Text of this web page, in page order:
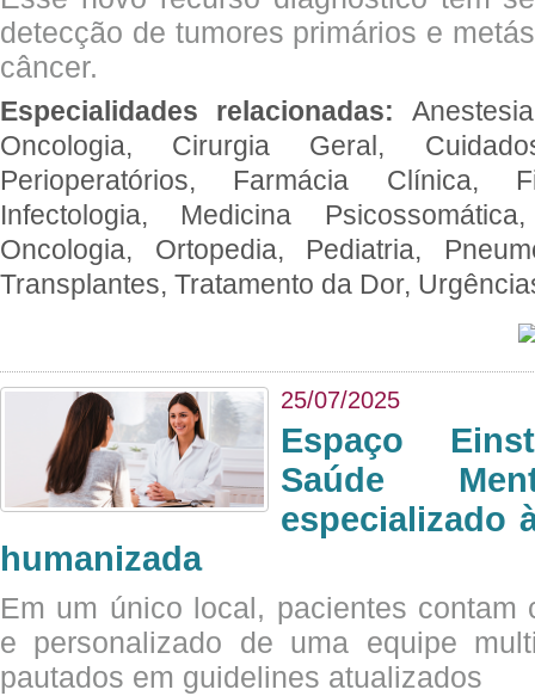
detecção de tumores primários e
câncer.
Especialidades relacionadas:
Oncologia, Cirurgia Geral,
Perioperatórios, Farmácia Clínica,
Infectologia, Medicina
Oncologia, Ortopedia, Pediatria,
Transplantes, Tratamento da Dor,
25/07/2025
Espaço
Saúde
especializado
humanizada
Em um único local, pacientes contam
e personalizado de uma equipe
pautados em guidelines atualizados